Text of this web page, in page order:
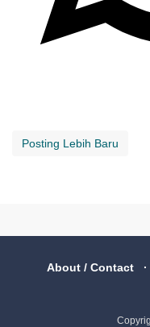
Posting Lebih Baru
About / Contact